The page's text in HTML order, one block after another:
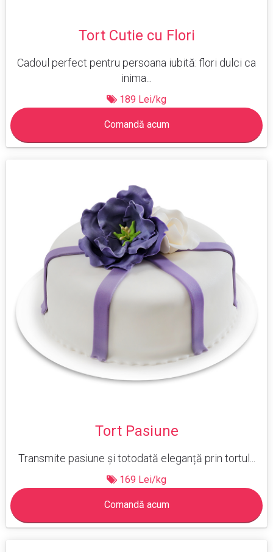
Tort Cutie cu Flori
Cadoul perfect pentru persoana iubită: flori dulci ca
inima...
189 Lei/kg
Comandă acum
Tort Pasiune
Transmite pasiune și totodată eleganță prin tortul...
169 Lei/kg
Comandă acum